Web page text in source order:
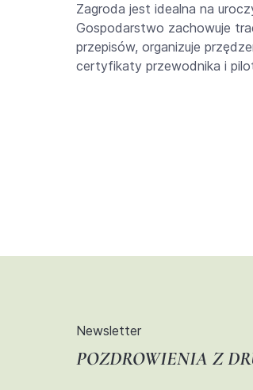
Zagroda jest idealna na
Gospodarstwo zachowuje
przepisów, organizuje
certyfikaty przewodnika i
Newsletter
POZDROWIENIA Z